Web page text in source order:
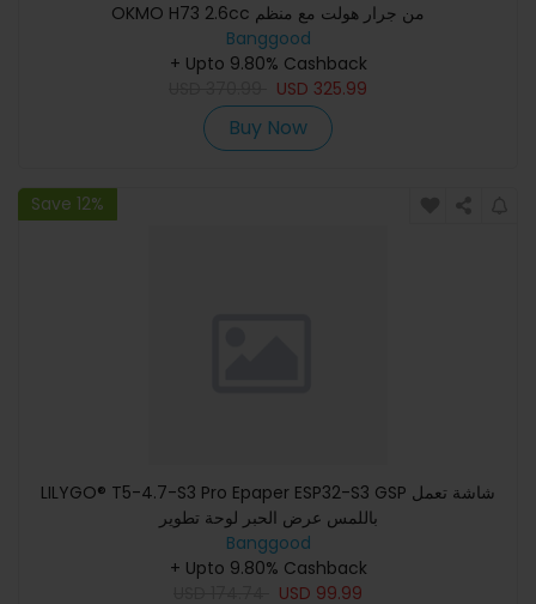
OKMO H73 2.6cc من جرار هولت مع منظم
Banggood
+ Upto 9.80% Cashback
USD 325.99
Buy Now
Save 12%
LILYGO® T5-4.7-S3 Pro Epaper ESP32-S3 GSP شاشة تعمل
باللمس عرض الحبر لوحة تطوير
Banggood
+ Upto 9.80% Cashback
USD 99.99